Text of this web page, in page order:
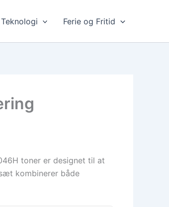
Teknologi Ferie og Fritid
toner er designet til at
kombinerer både